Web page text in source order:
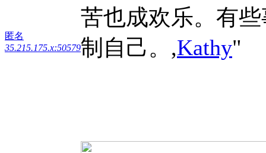
匿名
35.215.175.x:50579
苦也成欢乐。有
制自己。,Kathy"